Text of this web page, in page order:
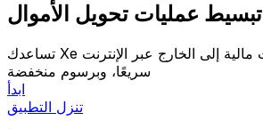
تبسيط عمليات تحويل الأموال
تساعدك Xe على إرسال تحويلات مالية إلى الخارج عبر الإنترنت
سريعًا، وبرسوم منخفضة
ابدأ
تنزل التطبيق